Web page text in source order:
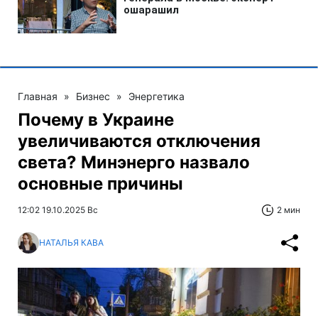
Главная » Бизнес » Энергетика
Почему в Украине
увеличиваются отключения
света? Минэнерго назвало
основные причины
12:02 19.10.2025 Вс 2 мин
НАТАЛЬЯ КАВА